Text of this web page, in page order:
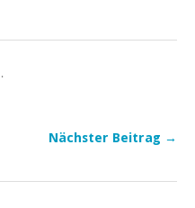
Nächster Beitrag →